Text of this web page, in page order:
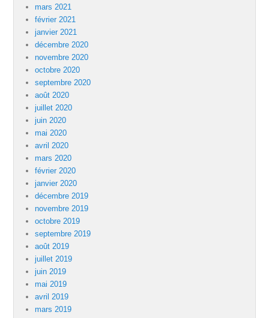
mars 2021
février 2021
janvier 2021
décembre 2020
novembre 2020
octobre 2020
septembre 2020
août 2020
juillet 2020
juin 2020
mai 2020
avril 2020
mars 2020
février 2020
janvier 2020
décembre 2019
novembre 2019
octobre 2019
septembre 2019
août 2019
juillet 2019
juin 2019
mai 2019
avril 2019
mars 2019